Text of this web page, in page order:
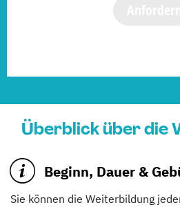
Überblick über die
Beginn, Dauer &
Sie können die Weiterbildung